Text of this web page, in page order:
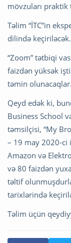
mövzuları
Təlim “İTC”in
dilində keçiriləcək.
“Zoom” tətbiqi
faizdən yüksək
təmin olunacaqlar.
Qeyd edək ki,
Business School
təmsilçisi, “My
– 19 may 2020-ci
Amazon və
və 80 faizdən
təltif
tarixlərində
Təlim üçün